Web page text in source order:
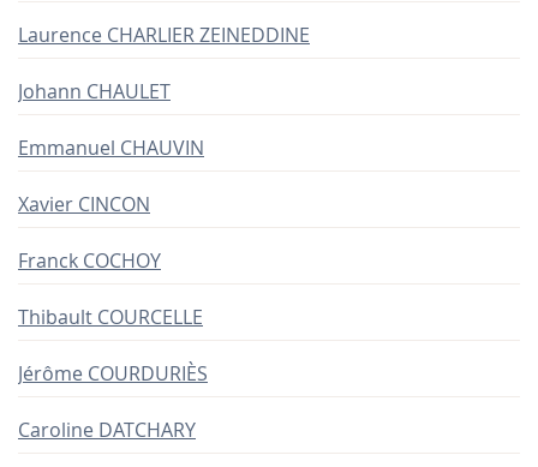
Laurence CHARLIER ZEINEDDINE
Johann CHAULET
Emmanuel CHAUVIN
Xavier CINCON
Franck COCHOY
Thibault COURCELLE
Jérôme COURDURIÈS
Caroline DATCHARY